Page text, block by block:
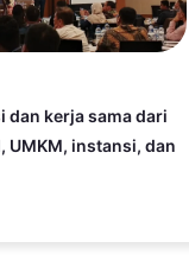
dan kerja sama dari
UMKM, instansi, dan